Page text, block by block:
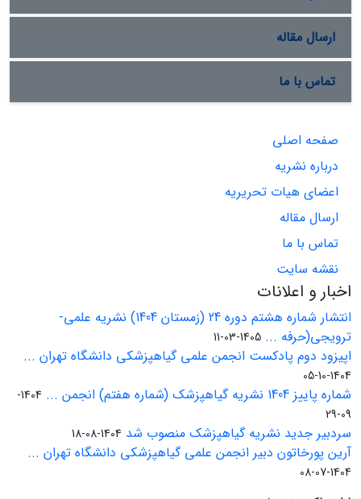
ارسال مقاله
تماس با ما
صفحه اصلی
درباره نشریه
اعضای هیات تحریریه
ارسال مقاله
تماس با ما
نقشه سایت
اخبار و اعلانات
انتشار شماره هشتم دوره 24 (زمستان 1404) نشریه علمی-
ترویجی(حرفه ... 1405-03-11
اپیزود دوم پادکست انجمن علمی گیاهپزشکی دانشگاه تهران ...
1404-10-05
شماره پاییز 1404 نشریه گیاهپزشک (شماره هفتم) انجمن ...
1404-
09-29
سردبیر جدید نشریه گیاهپزشک منصوب شد 1404-08-18
آرین پورخاتون دبیر انجمن علمی گیاهپزشکی دانشگاه تهران ...
1404-07-08